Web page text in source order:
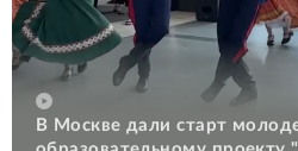
В Москве дали старт